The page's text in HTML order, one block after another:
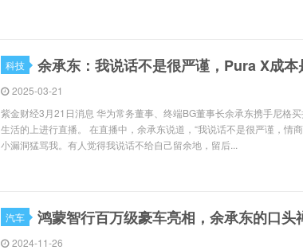
科技 余承东：我说话不是很严谨，Pura X成
2025-03-21
紫金财经3月21日消息 华为常务董事、终端BG董事长余承东携手尼格
生活的上进行直播。 在直播中，余承东说道，“我说话不是很严谨，情
小漏洞猛骂我。有人觉得我说话不给自己留余地，留后...
汽车 鸿蒙智行百万级豪车亮相，余承东的口头
2024-11-26